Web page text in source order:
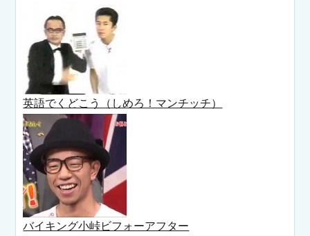
英語でくどこう（しめろ！マンチッチ）
バイキング小峠ビフォーアフター